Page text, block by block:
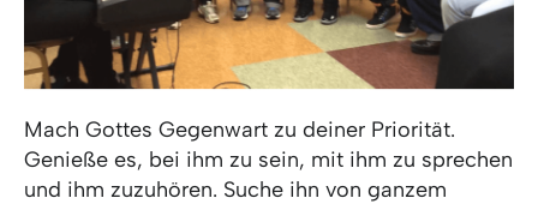
Mach Gottes Gegenwart zu deiner Priorität.
Genieße es, bei ihm zu sein, mit ihm zu sprechen
und ihm zuzuhören. Suche ihn von ganzem